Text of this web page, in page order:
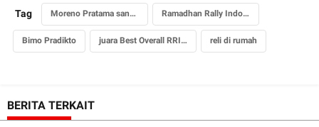
Tag Moreno Pratama sang fenomenal Ramadhan Rally Indonesia 2020
Bimo Pradikto juara Best Overall RRI 2020 reli di rumah
BERITA TERKAIT